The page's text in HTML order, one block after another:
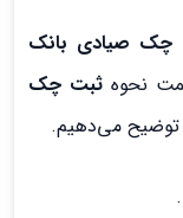
چک صیادی بانک
ثبت چک
توضیح می‌دهیم.